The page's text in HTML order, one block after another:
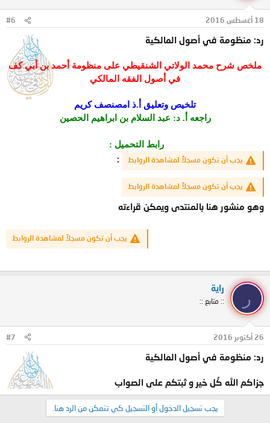
18 أغسطس 2016 #6
رد: منظومة في أصول المالكية
ملخص شرح محمد الولاتي الشنقيطي على منظومة أحمد بن أبي كف
في أصول الفقه المالكي
تلخيص وتعليق
أ.ذ امصنصف كريم
راجعه
أ. د: عبد السلام بن ابراهيم الحصين
رابط التحميل :
يجب أن تكون مسجلاً لمشاهدة الروابط :
يجب أن تكون مسجلاً لمشاهدة الروابط
وهو منشور هنا بالمنتدى ويمكن قراءته
يجب أن تكون مسجلاً لمشاهدة الروابط
ر
راية
:: متابع ::
26 أكتوبر 2016 #7
رد: منظومة في أصول المالكية
جزاكم الله كُل خير و ثبتكم على الصواب
يجب تسجيل الدخول أو التسجيل كي تتمكن من الرد هنا.